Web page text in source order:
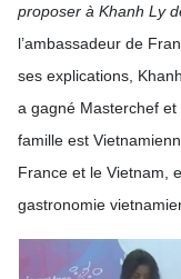
proposer à Khanh Ly
l’ambassadeur de
ses explications,
a gagné Masterchef et
famille est
France et le Vietnam,
gastronomie